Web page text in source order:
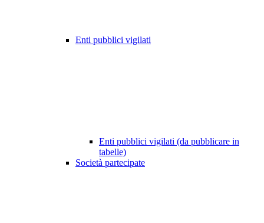
Enti pubblici vigilati
Enti pubblici vigilati (da pubblicare in
tabelle)
Società partecipate